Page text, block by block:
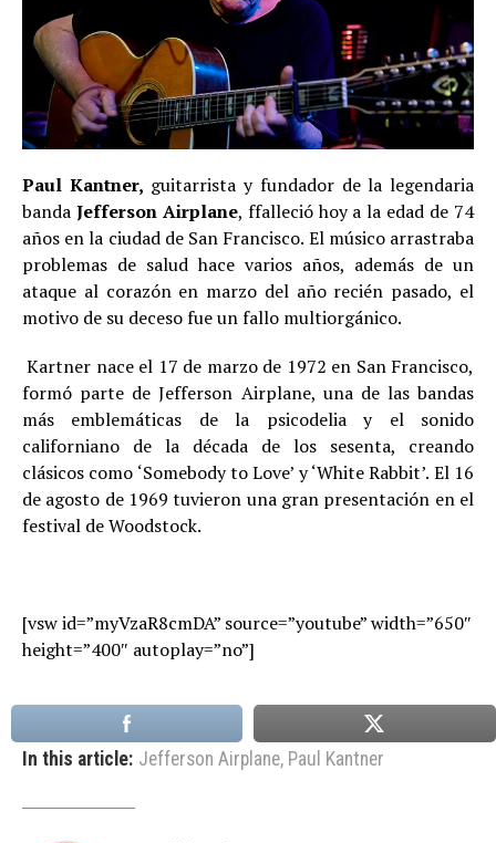
Paul Kantner, guitarrista y fundador de la legendaria
banda Jefferson Airplane, ffalleció hoy a la edad de 74
años en la ciudad de San Francisco. El músico arrastraba
problemas de salud hace varios años, además de un
ataque al corazón en marzo del año recién pasado, el
motivo de su deceso fue un fallo multiorgánico.
Kartner nace el 17 de marzo de 1972 en San Francisco,
formó parte de Jefferson Airplane, una de las bandas
más emblemáticas de la psicodelia y el sonido
californiano de la década de los sesenta, creando
clásicos como ‘Somebody to Love’ y ‘White Rabbit’. El 16
de agosto de 1969 tuvieron una gran presentación en el
festival de Woodstock.
[vsw id=”myVzaR8cmDA” source=”youtube” width=”650″
height=”400″ autoplay=”no”]
In this article: Jefferson Airplane, Paul Kantner